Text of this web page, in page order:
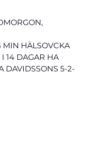
MIN HÄLSOVCKA
14 DAGAR HA
DAVIDSSONS 5-2-